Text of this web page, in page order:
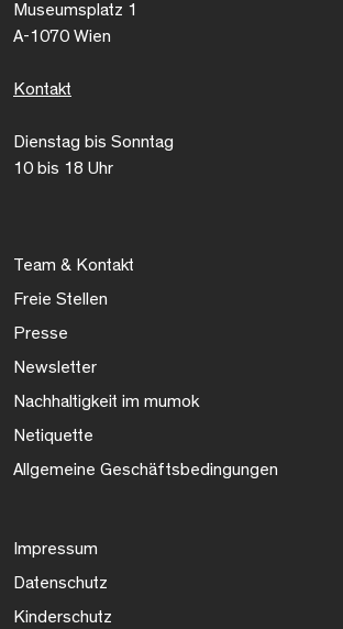
Museumsplatz 1
A-1070 Wien
Kontakt
Dienstag bis Sonntag
10 bis 18 Uhr
Team & Kontakt
Freie Stellen
Presse
Newsletter
Nachhaltigkeit im mumok
Netiquette
Allgemeine Geschäftsbedingungen
Impressum
Datenschutz
Kinderschutz